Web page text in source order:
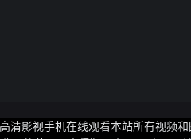
清影视手机在线观看本站所有视频